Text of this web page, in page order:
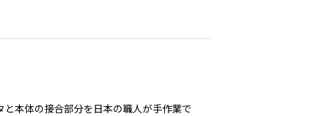
本体の接合部分を日本の職人が手作業で